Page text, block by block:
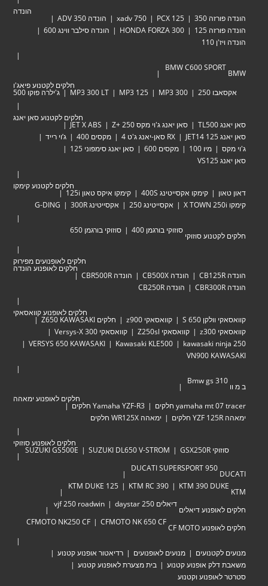
הונדה
הונדה פורזה 350 PCX 125
xadv 750
הונדה ADV 350
הונדה פורזה 125
HONDA FORZA 300
הונדה סילבר ווינג 600
הונדה ויז'ן 110
BMW
BMW C600 SPORT
חלקים לקטנוע פיאג'ו
אקסאבו 250 MP3 300
MP3 125
MP3 300 LT ג'ילרה פוקו 500
חלקים לקטנוע סאן יאנג
סאן יאנג TL500 סאן יאנג ג'וי מקס Zּ+ 250
JET X ABS
סאן יאנג JET14 125
RX סאן-יאנג ג'ט 4 מקסים 400
ג’וי רייד
ג'וי מקס
מיו 100 מקסים 600
סאן יאנג סימפוני 125
סאן יאנג VS125
חלקים לקטנוע קימקו
דאון טאון קימקו אקסייטינג 400S
קימקו איקס טאון 125i
קימקו X TOWN 250i
אקסייטינג 250 אקסייטינג 300R G-DING
חלקים לקטנוע סוזוקי
סוזוקי בורגמן 400 סוזוקי בורגמן 650
חלקים לאופנועים מפירוק
חלקים לאופנוע הונדה
הונדה CB125R הונדה CB500X
הונדה CBR500R
הונדה CBR300R
הונדה CB250R
חלקים לאופנוע קוואסאקי
קוואסאקי וולקן 650 S קוואסאקי z900
חלקים Z650 KAWASAKI
קוואסאקי z300
קוואסאקי Z250sl
קוואסאקי Versys-X 300
kawasaki ninja 250
Kawasaki KLE500
VERSYS 650 KAWASAKI
VN900 KAWASAKI
ב מ וו
Bmw gs 310
חלקים לאופנוע ימאהה
yamaha mt 07 tracer חלקים
Yamaha YZF-R3 חלקים
ימאהה YZF 125R חלקים
ימאהה WR125X חלקים
חלקים לאופנוע סוזוקי
סוזוקי GSX250R SUZUKI DL650 V-STROM
SUZUKI GS500E
DUCATI
DUCATI SUPERSPORT 950
KTM
KTM 390 DUKE
KTM RC 390
KTM DUKE 125
חלקים לאופנוע דיאלים
דיאלים 250 daystar vjf 250 roadwin
חלקים לאופנוע CF MOTO
CFMOTO NK 650 CF
CFMOTO NK250 CF
מנועים לקטנועים מנועים לאופנועים
רדיאטור אופנוע קטנוע
משאבת דלק אופנוע קטנוע
בית מצערת לאופנוע קטנוע
סטרטר לאופנוע וקטנוע